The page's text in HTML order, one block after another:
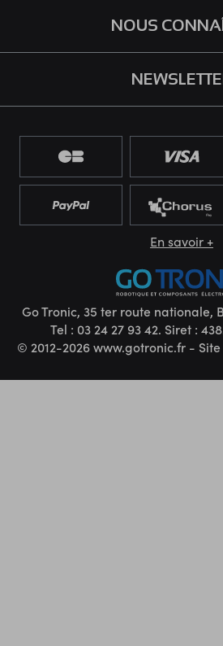
NOUS
En savoir +
Go Tronic, 35 ter route nationale,
Tel : 03 24 27 93 42. Siret :
© 2012-2026 www.gotronic.fr -